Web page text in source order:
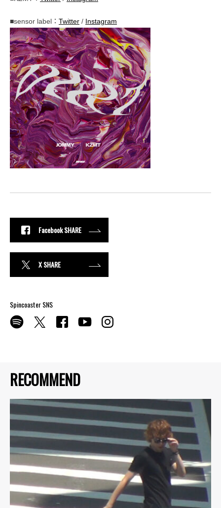
RECOMMEND
■sensor label： Twitter / Instagram
Facebook SHARE
X SHARE
Spincoaster SNS